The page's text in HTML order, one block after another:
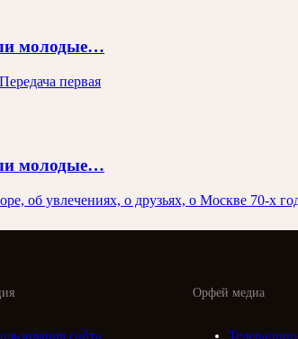
молодые…
первая
молодые…
об увлечениях, о друзьях, о Москве 70-х
Орфей медиа
сайта